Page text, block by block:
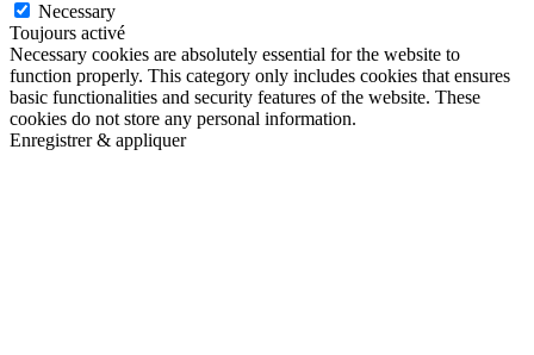
Necessary
Toujours activé
Necessary cookies are absolutely essential for the website to
function properly. This category only includes cookies that ensures
basic functionalities and security features of the website. These
cookies do not store any personal information.
Enregistrer & appliquer